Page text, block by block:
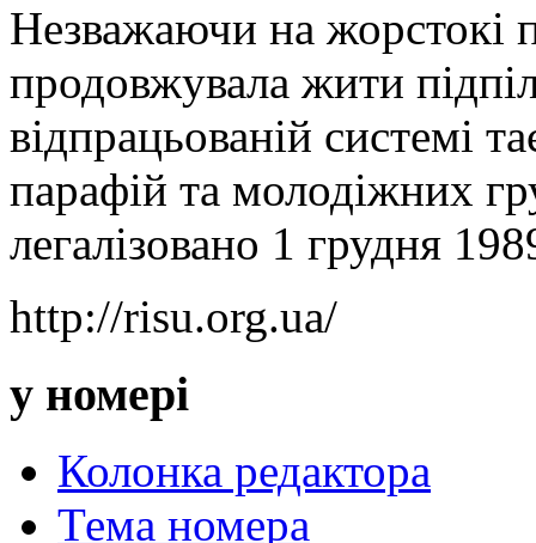
Незважаючи на жорстокі
продовжувала жити
відпрацьованій системі
парафій та молодіжних
легалізовано 1 грудня
http://risu.org.ua/
у номері
Колонка редактора
Тема номера